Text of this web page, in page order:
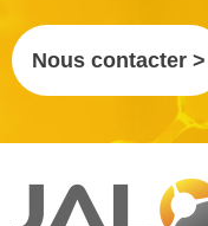
Nous contacter >